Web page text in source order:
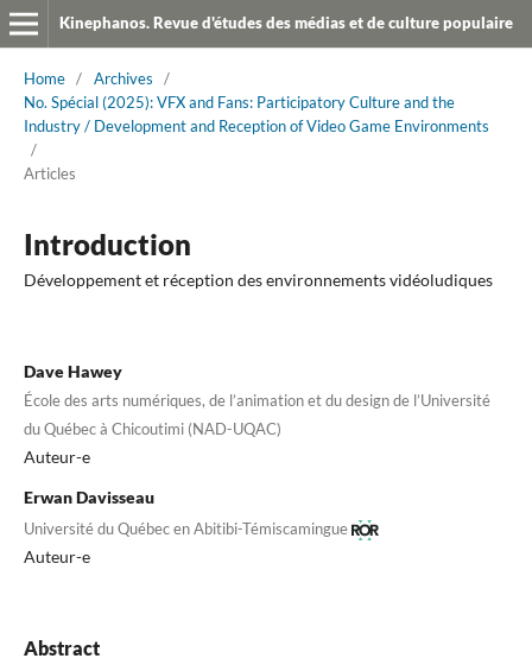
Kinephanos. Revue d'études des médias et de culture populaire
Home / Archives
/
No. Spécial (2025): VFX and Fans: Participatory Culture and the
Industry / Development and Reception of Video Game Environments
/
Articles
Introduction
Développement et réception des environnements vidéoludiques
Dave Hawey
École des arts numériques, de l’animation et du design de l’Université
du Québec à Chicoutimi (NAD-UQAC)
Auteur-e
Erwan Davisseau
Université du Québec en Abitibi-Témiscamingue
Auteur-e
Abstract